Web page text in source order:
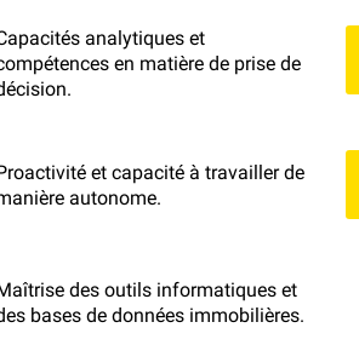
analytiques et
en matière de prise de
et capacité à travailler de
autonome.
des outils informatiques et
bases de données immobilières.